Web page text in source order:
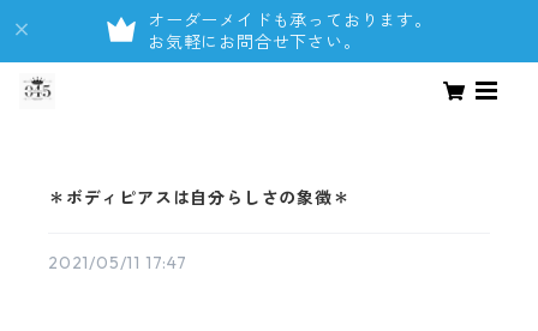
オーダーメイドも承っております。
お気軽にお問合せ下さい。
＊ボディピアスは自分らしさの象徴＊
2021/05/11 17:47